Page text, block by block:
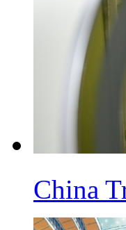
China